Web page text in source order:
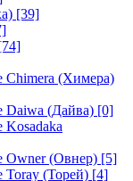
[39]
Chimera (Химера)
Daiwa (Дайва) [0]
Owner (Овнер) [5]
(Торей) [4]